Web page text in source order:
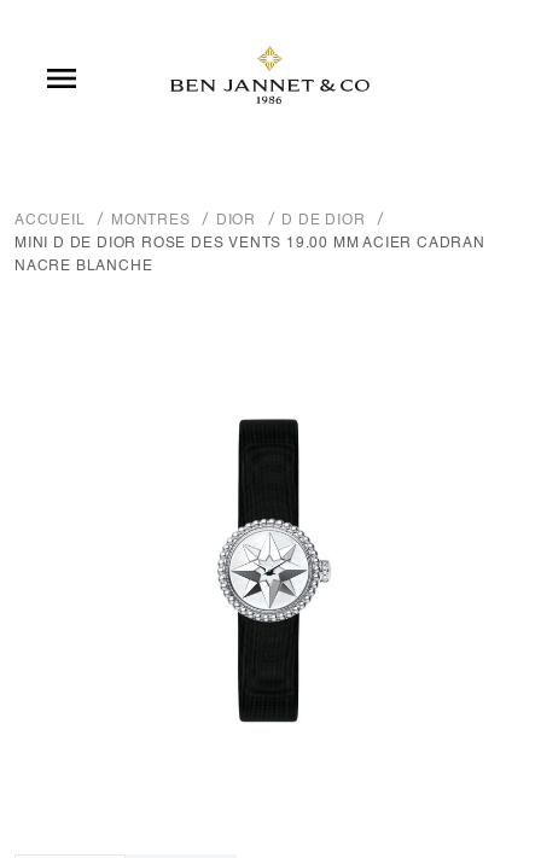

ACCUEIL MONTRES DIOR
D DE DIOR
MINI D DE DIOR ROSE DES VENTS 19.00 MM ACIER CADRAN
NACRE BLANCHE